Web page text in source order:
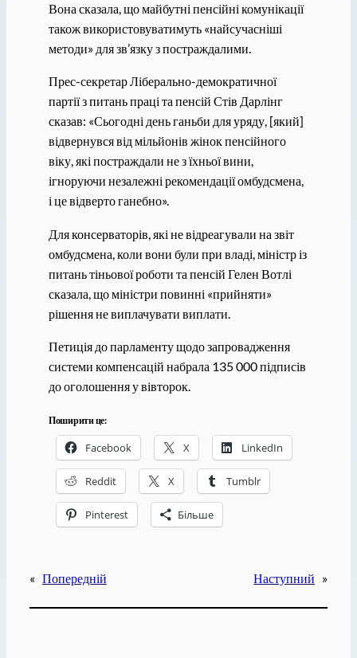
Вона сказала, що майбутні пенсійні комунікації
також використовуватимуть «найсучасніші
методи» для зв’язку з постраждалими.
Прес-секретар Ліберально-демократичної
партії з питань праці та пенсій Стів Дарлінг
сказав: «Сьогодні день ганьби для уряду, [який]
відвернувся від мільйонів жінок пенсійного
віку, які постраждали не з їхньої вини,
ігноруючи незалежні рекомендації омбудсмена,
і це відверто ганебно».
Для консерваторів, які не відреагували на звіт
омбудсмена, коли вони були при владі, міністр із
питань тіньової роботи та пенсій Гелен Вотлі
сказала, що міністри повинні «прийняти»
рішення не виплачувати виплати.
Петиція до парламенту щодо запровадження
системи компенсацій набрала 135 000 підписів
до оголошення у вівторок.
Поширити це:
Facebook X LinkedIn
Reddit X Tumblr
Pinterest Більше
« Попередній Наступний »